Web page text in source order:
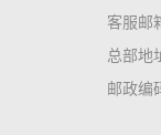
客服邮
总部地
邮政编